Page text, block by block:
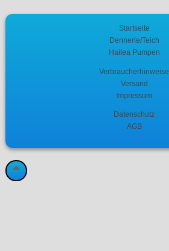
Startseite
Dennerle/Teich
Hailea Pumpen
Verbraucherhinweise
Versand
Impressum
Datenschutz
AGB